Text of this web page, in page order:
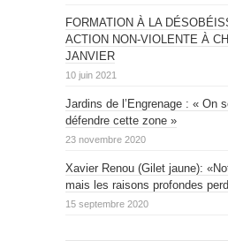
FORMATION À LA
ACTION NON-VIOLENTE À
JANVIER
10 juin 2021
Jardins de l’Engrenage : « On
défendre cette zone »
23 novembre 2020
Xavier Renou (Gilet jaune):
mais les raisons profondes
15 septembre 2020